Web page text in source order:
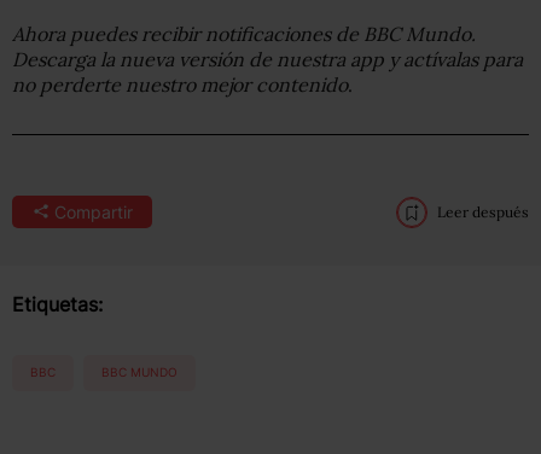
Ahora puedes recibir notificaciones de BBC Mundo.
Descarga la nueva versión de nuestra app y actívalas para
no perderte nuestro mejor contenido.
Compartir Leer después
Etiquetas:
BBC BBC MUNDO